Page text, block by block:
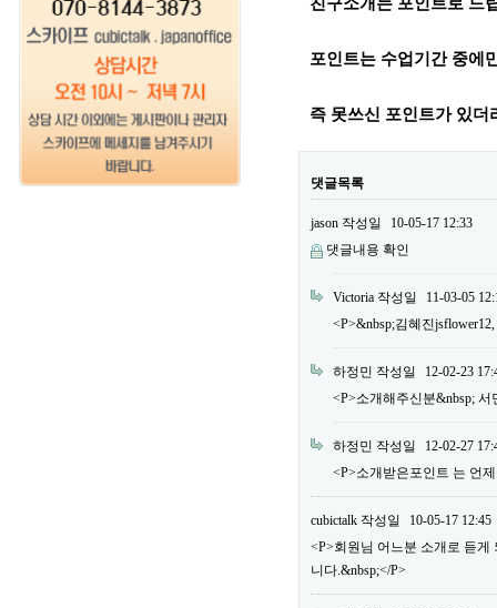
포인트는 수업기간 중에
즉 못쓰신 포인트가 있더
댓글목록
jason 작성일
10-05-17 12:33
댓글내용 확인
Victoria 작성일
11-03-05
<P>&nbsp;김혜진
하정민 작성일
12-02-23
<P>소개해주신분&nbsp; 서
하정민 작성일
12-02-27
<P>소개받은포인트 는 언
cubictalk 작성일
10-05-17 12:45
<P>회원님 어느분 소개로 듣
니다.&nbsp;</P>